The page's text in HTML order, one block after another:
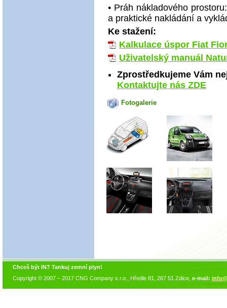
• Práh nákladového
a praktické nakládání a
Ke stažení:
Kalkulace úspor Fiat
Uživatelský manuál
Zprostředkujeme Vám
Kontaktujte nás ZDE
Fotogalerie
Chceš být IN? Tankuj zemní plyn!
Copyright © 2007 – 2017 CNG Company s.r.o., Hředle 81, 267 51 Zdice, e-mail: